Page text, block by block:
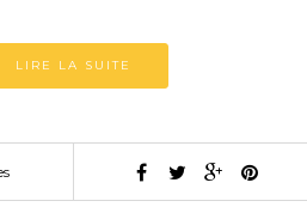
LIRE LA SUITE